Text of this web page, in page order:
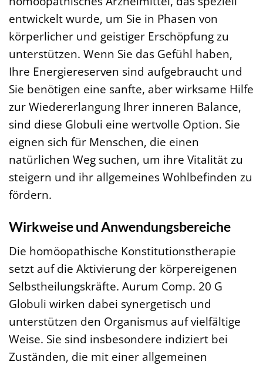
entwickelt wurde, um Sie in Phasen von
körperlicher und geistiger Erschöpfung zu
unterstützen. Wenn Sie das Gefühl haben,
Ihre Energiereserven sind aufgebraucht und
Sie benötigen eine sanfte, aber wirksame Hilfe
zur Wiedererlangung Ihrer inneren Balance,
sind diese Globuli eine wertvolle Option. Sie
eignen sich für Menschen, die einen
natürlichen Weg suchen, um ihre Vitalität zu
steigern und ihr allgemeines Wohlbefinden zu
fördern.
Wirkweise und Anwendungsbereiche
Die homöopathische Konstitutionstherapie
setzt auf die Aktivierung der körpereigenen
Selbstheilungskräfte. Aurum Comp. 20 G
Globuli wirken dabei synergetisch und
unterstützen den Organismus auf vielfältige
Weise. Sie sind insbesondere indiziert bei
Zuständen, die mit einer allgemeinen